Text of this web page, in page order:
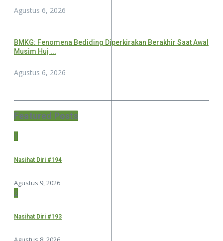
Agustus 6, 2026
BMKG: Fenomena Bediding Diperkirakan Berakhir Saat Awal
Musim Huj ...
Agustus 6, 2026
Featured Posts
1
Nasihat Diri #194
Agustus 9, 2026
2
Nasihat Diri #193